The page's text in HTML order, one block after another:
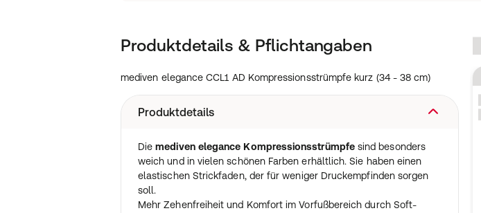
Produktdetails & Pflichtangaben
mediven elegance CCL1 AD Kompressionsstrümpfe kurz (34 - 38 cm)
Produktdetails
Diemediven elegance Kompressionsstrümpfesind besonders
weich und in vielen schönen Farben erhältlich. Sie haben einen
elastischen Strickfaden, der für weniger Druckempfinden sorgen
soll.
Mehr Zehenfreiheit und Komfort im Vorfußbereich durch Soft-